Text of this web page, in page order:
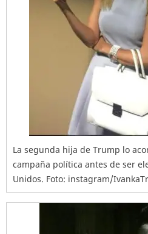
La segunda hija de Trump lo
campaña política antes de ser
Unidos. Foto: instagram/